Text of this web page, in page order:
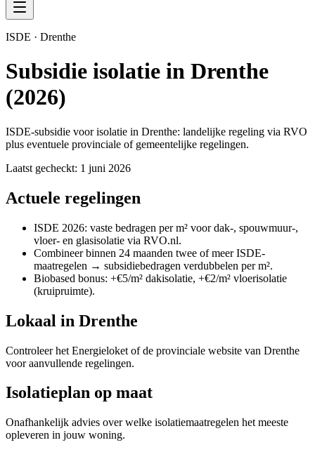
ISDE · Drenthe
Subsidie isolatie in Drenthe
(2026)
ISDE-subsidie voor isolatie in Drenthe: landelijke regeling via RVO
plus eventuele provinciale of gemeentelijke regelingen.
Laatst gecheckt: 1 juni 2026
Actuele regelingen
ISDE 2026: vaste bedragen per m² voor dak-, spouwmuur-,
vloer- en glasisolatie via RVO.nl.
Combineer binnen 24 maanden twee of meer ISDE-
maatregelen → subsidiebedragen verdubbelen per m².
Biobased bonus: +€5/m² dakisolatie, +€2/m² vloerisolatie
(kruipruimte).
Lokaal in Drenthe
Controleer het Energieloket of de provinciale website van Drenthe
voor aanvullende regelingen.
Isolatieplan op maat
Onafhankelijk advies over welke isolatiemaatregelen het meeste
opleveren in jouw woning.